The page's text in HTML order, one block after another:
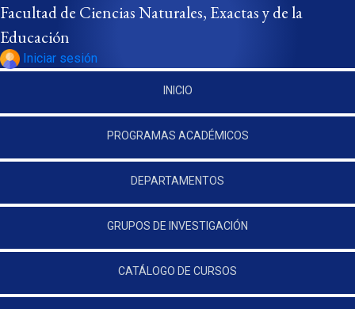
Pasar al contenido principal
Facultad de Ciencias Naturales, Exactas y de la
Educación
Iniciar sesión
INICIO
PROGRAMAS ACADÉMICOS
DEPARTAMENTOS
GRUPOS DE INVESTIGACIÓN
CATÁLOGO DE CURSOS